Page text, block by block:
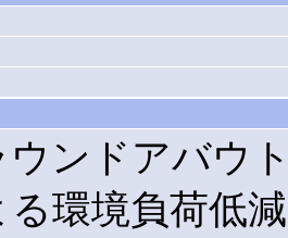
ウンドアバウ
る環境負荷低